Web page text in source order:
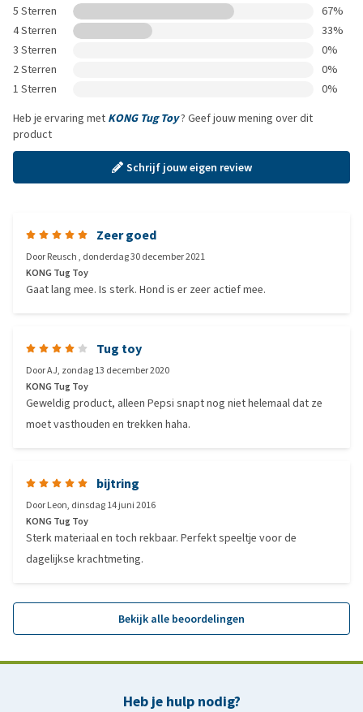
5 Sterren
67%
4 Sterren
33%
3 Sterren
0%
2 Sterren
0%
1 Sterren
0%
Heb je ervaring met KONG Tug Toy? Geef jouw mening over dit
product
Schrijf jouw eigen review
Zeer goed
DoorReusch, donderdag 30 december 2021
KONG Tug Toy
Gaat lang mee. Is sterk. Hond is er zeer actief mee.
Tug toy
DoorAJ, zondag 13 december 2020
KONG Tug Toy
Geweldig product, alleen Pepsi snapt nog niet helemaal dat ze
moet vasthouden en trekken haha.
bijtring
DoorLeon, dinsdag 14 juni 2016
KONG Tug Toy
Sterk materiaal en toch rekbaar. Perfekt speeltje voor de
dagelijkse krachtmeting.
Bekijk alle beoordelingen
Heb je hulp nodig?